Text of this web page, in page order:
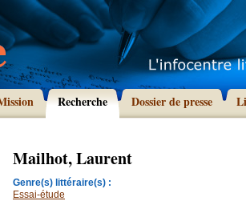
Recherche Dossier de presse
Mailhot, Laurent
Genre(s) littéraire(s) :
Essai-étude